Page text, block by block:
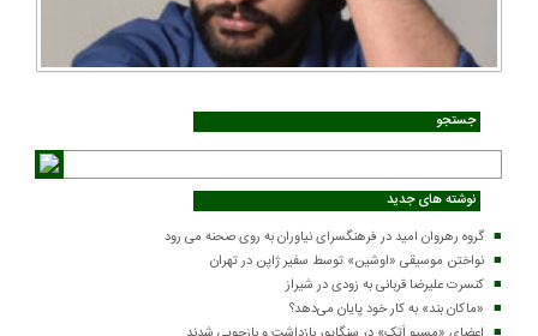
جستجو
نوشته های جدید
گروه رهروان امید در فرهنگسرای نیاوران به روی صحنه می رود
نواختن موسیقی «اوشین» توسط سفیر ژاپن در تهران
کنسرت علیرضا قربانی به زودی در شیراز
«ماکان بند» به کار خود پایان می‌دهد؟